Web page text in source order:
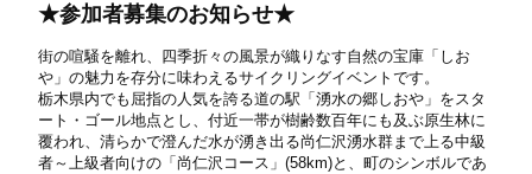
★参加者募集のお知らせ★
街の喧騒を離れ、四季折々の風景が織りなす自然の宝庫「しお
や」の魅力を存分に味わえるサイクリングイベントです。
栃木県内でも屈指の人気を誇る道の駅「湧水の郷しおや」をスタ
ート・ゴール地点とし、付近一帯が樹齢数百年にも及ぶ原生林に
覆われ、清らかで澄んだ水が湧き出る尚仁沢湧水群まで上る中級
者～上級者向けの「尚仁沢コース」(58km)と、町のシンボルであ